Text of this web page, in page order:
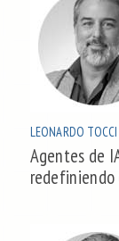
LEONARDO TOCCI
Agentes de